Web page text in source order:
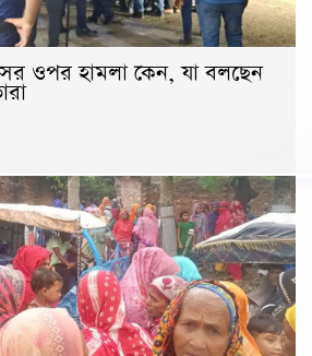
ওপর হামলা কেন, যা বলছেন